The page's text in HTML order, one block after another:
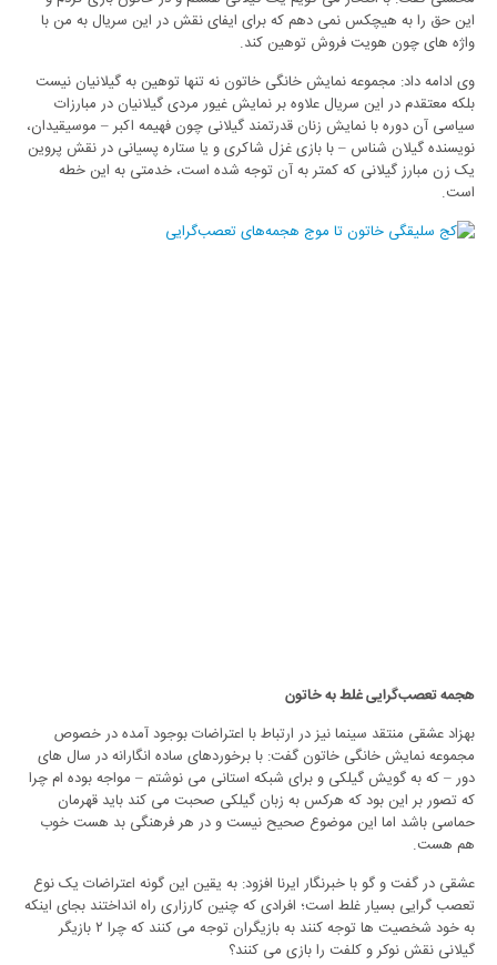
این حق را به هیچکس نمی دهم که برای ایفای نقش در این سریال به من با
واژه های چون هویت فروش توهین کند.
وی ادامه داد: مجموعه نمایش خانگی خاتون نه تنها توهین به گیلانیان نیست
بلکه معتقدم در این سریال علاوه بر نمایش غیور مردی گیلانیان در مبارزات
سیاسی آن دوره با نمایش زنان قدرتمند گیلانی چون فهیمه اکبر – موسیقیدان،
نویسنده گیلان شناس – با بازی غزل شاکری و یا ستاره پسیانی در نقش پروین
یک زن مبارز گیلانی که کمتر به آن توجه شده است، خدمتی به این خطه
است.
هجمه تعصب‌گرایی غلط به خاتون
بهزاد عشقی منتقد سینما نیز در ارتباط با اعتراضات بوجود آمده در خصوص
مجموعه نمایش خانگی خاتون گفت: با برخوردهای ساده انگارانه در سال های
دور – که به گویش گیلکی و برای شبکه استانی می نوشتم – مواجه بوده ام چرا
که تصور بر این بود که هرکس به زبان گیلکی صحبت می کند باید قهرمان
حماسی باشد اما این موضوع صحیح نیست و در هر فرهنگی بد هست خوب
هم هست.
عشقی در گفت و گو با خبرنگار ایرنا افزود: به یقین این گونه اعتراضات یک نوع
تعصب گرایی بسیار غلط است؛ افرادی که چنین کارزاری راه انداختند بجای اینکه
به خود شخصیت ها توجه کنند به بازیگران توجه می کنند که چرا ۲ بازیگر
گیلانی نقش نوکر و کلفت را بازی می کنند؟